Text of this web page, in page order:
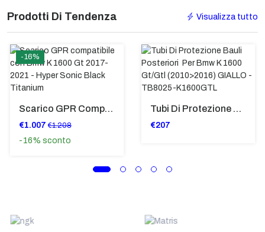
Prodotti Di Tendenza Visualizza tutto
-16%
Scarico GPR Compatibile Con Bmw K 1600 Gt 2017-2021 - Hyper Sonic Black Titanium
€1.007 €1.208
-16% sconto
Tubi Di Protezione Bauli Posteriori Per Bmw K 1600 Gt/Gtl (2010>2016) GIALLO - TB8025-K1600GTL
€207